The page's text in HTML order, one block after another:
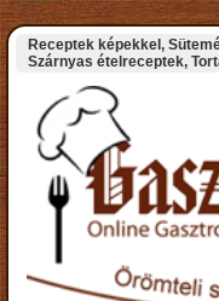
Receptek képekkel,
Szárnyas ételreceptek,